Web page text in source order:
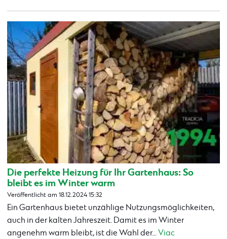
Die perfekte Heizung für Ihr Gartenhaus: So
bleibt es im Winter warm
Veröffentlicht am 18.12.2024 15:32
Ein Gartenhaus bietet unzählige Nutzungsmöglichkeiten,
auch in der kalten Jahreszeit. Damit es im Winter
angenehm warm bleibt, ist die Wahl der...Viac